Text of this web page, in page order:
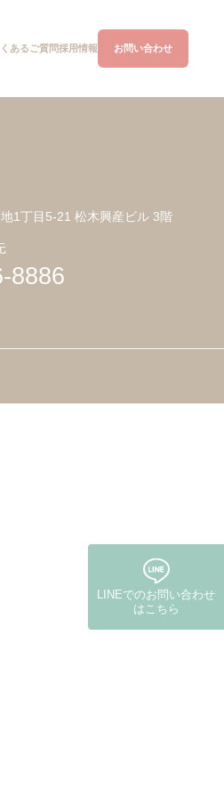
あるご質問採用情報 お問い合わせ
1丁目5-21 松木興産ビル 3階
8886
LINEでのお問い合わせ
はこちら